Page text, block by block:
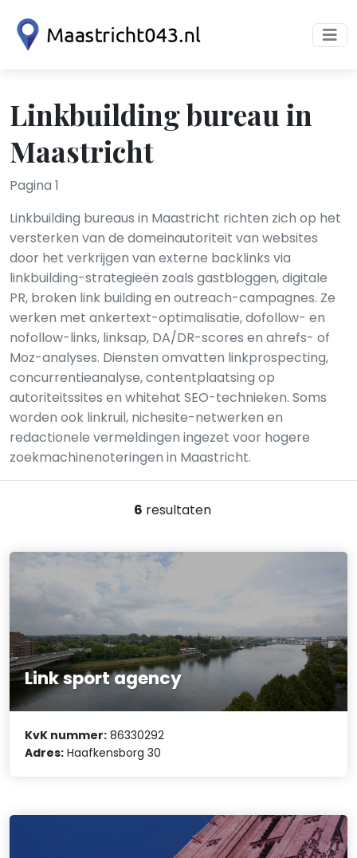
Linkbuilding bureau in
Maastricht
Pagina 1
Linkbuilding bureaus in Maastricht richten zich op het
versterken van de domeinautoriteit van websites
door het verkrijgen van externe backlinks via
linkbuilding-strategieën zoals gastbloggen, digitale
PR, broken link building en outreach-campagnes. Ze
werken met ankertext-optimalisatie, dofollow- en
nofollow-links, linksap, DA/DR-scores en ahrefs- of
Moz-analyses. Diensten omvatten linkprospecting,
concurrentieanalyse, contentplaatsing op
autoriteitssites en whitehat SEO-technieken. Soms
worden ook linkruil, nichesite-netwerken en
redactionele vermeldingen ingezet voor hogere
zoekmachinenoteringen in Maastricht.
6 resultaten
Link sport agency
KvK nummer: 86330292
Adres: Haafkensborg 30